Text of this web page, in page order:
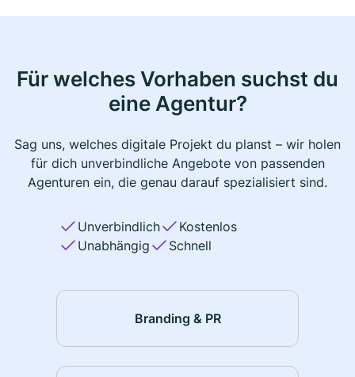
Für welches Vorhaben suchst du
eine Agentur?
Sag uns, welches digitale Projekt du planst – wir holen
für dich unverbindliche Angebote von passenden
Agenturen ein, die genau darauf spezialisiert sind.
Unverbindlich
Kostenlos
Unabhängig
Schnell
Branding & PR